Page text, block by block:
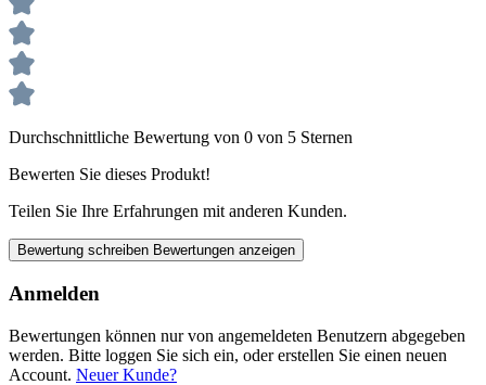
Durchschnittliche Bewertung von 0 von 5 Sternen
Bewerten Sie dieses Produkt!
Teilen Sie Ihre Erfahrungen mit anderen Kunden.
Bewertung schreiben Bewertungen anzeigen
Anmelden
Bewertungen können nur von angemeldeten Benutzern abgegeben
werden. Bitte loggen Sie sich ein, oder erstellen Sie einen neuen
Account. Neuer Kunde?